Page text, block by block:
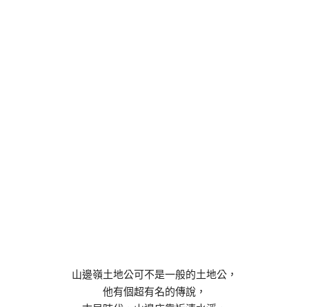
山邊嶺土地公可不是一般的土地公，
他有個超有名的傳說，